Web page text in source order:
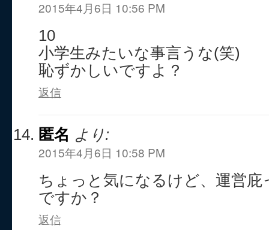
2015年4月6日 10:56 PM
10
小学生みたいな事言うな(笑)
恥ずかしいですよ？
返信
匿名 より:
2015年4月6日 10:58 PM
ちょっと気になるけど、運営庇
ですか？
返信